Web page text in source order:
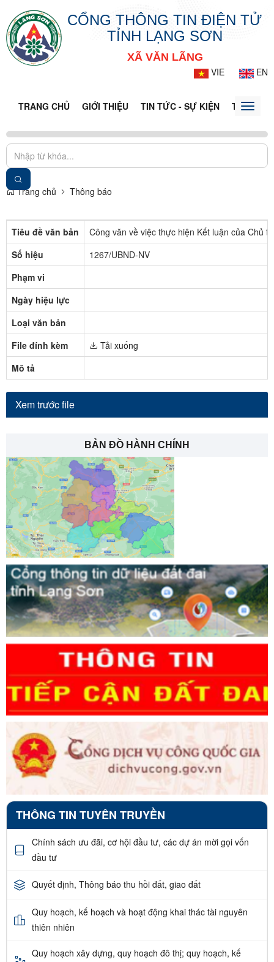
CỔNG THÔNG TIN ĐIỆN TỬ
TỈNH LẠNG SƠN
XÃ VĂN LÃNG
VIE
EN
TRANG CHỦ GIỚI THIỆU TIN TỨC - SỰ KIỆN THÔNG
Toggle
Trang chủ Thông báo
Tiêu đề văn bản
Công văn về việc thực hiện Kết luận của Chủ
Số hiệu
1267/UBND-NV
Phạm vi
Ngày hiệu lực
Loại văn bản
File đính kèm
Tải xuống
Mô tả
Xem trước file
BẢN ĐỒ HÀNH CHÍNH
THÔNG TIN TUYÊN TRUYỀN
Chính sách ưu đãi, cơ hội đầu tư, các dự án mời gọi vốn
đầu tư
Quyết định, Thông báo thu hồi đất, giao đất
Quy hoạch, kế hoạch và hoạt động khai thác tài nguyên
thiên nhiên
Quy hoạch xây dựng, quy hoạch đô thị; quy hoạch, kế